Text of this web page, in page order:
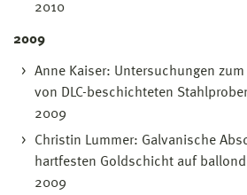
2010
2009
Anne Kaiser: Untersuchungen
von DLC-beschichteten
2009
Christin Lummer: Galvanische
hartfesten Goldschicht auf
2009